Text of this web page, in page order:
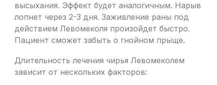
высыхания. Эффект будет аналогичным. Нарыв
лопнет через 2-3 дня. Заживление раны под
действием Левомеколя произойдет быстро.
Пациент сможет забыть о гнойном прыще.
Длительность лечения чирья Левомеколем
зависит от нескольких факторов: